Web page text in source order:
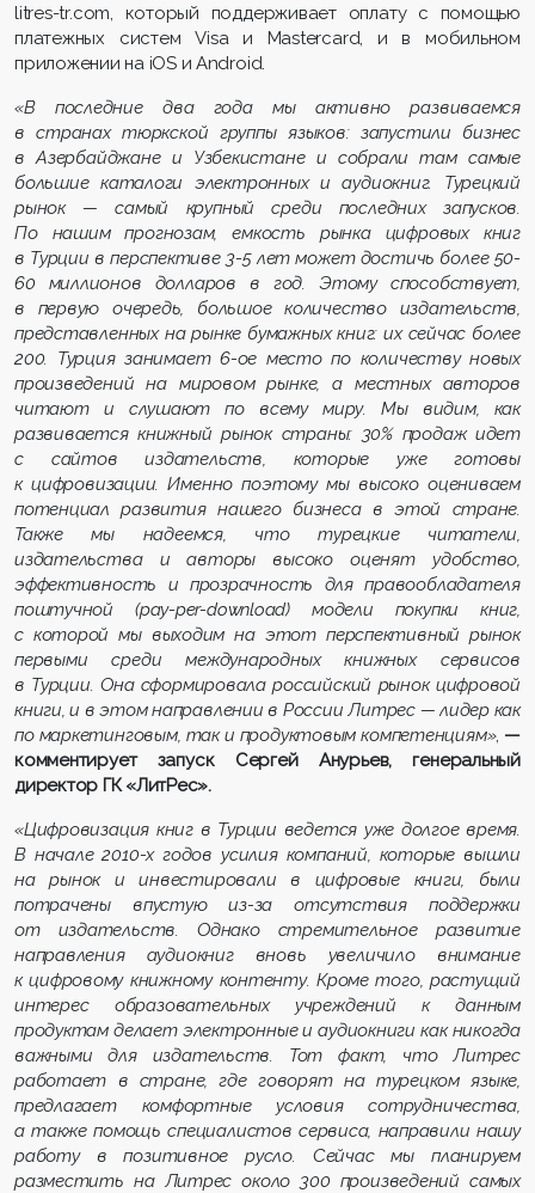
litres-tr.com, который поддерживает оплату с помощью
платежных систем Visa и Mastercard, и в мобильном
приложении на iOS и Android.
«В последние два года мы активно развиваемся
в странах тюркской группы языков: запустили бизнес
в Азербайджане и Узбекистане и собрали там самые
большие каталоги электронных и аудиокниг. Турецкий
рынок — самый крупный среди последних запусков.
По нашим прогнозам, емкость рынка цифровых книг
в Турции в перспективе 3-5 лет может достичь более 50-
60 миллионов долларов в год. Этому способствует,
в первую очередь, большое количество издательств,
представленных на рынке бумажных книг: их сейчас более
200. Турция занимает 6-ое место по количеству новых
произведений на мировом рынке, а местных авторов
читают и слушают по всему миру. Мы видим, как
развивается книжный рынок страны: 30% продаж идет
с сайтов издательств, которые уже готовы
к цифровизации. Именно поэтому мы высоко оцениваем
потенциал развития нашего бизнеса в этой стране.
Также мы надеемся, что турецкие читатели,
издательства и авторы высоко оценят удобство,
эффективность и прозрачность для правообладателя
поштучной (pay-per-download) модели покупки книг,
с которой мы выходим на этот перспективный рынок
первыми среди международных книжных сервисов
в Турции. Она сформировала российский рынок цифровой
книги, и в этом направлении в России Литрес — лидер как
по маркетинговым, так и продуктовым компетенциям», —
комментирует запуск Сергей Анурьев, генеральный
директор ГК «ЛитРес».
«Цифровизация книг в Турции ведется уже долгое время.
В начале 2010-х годов усилия компаний, которые вышли
на рынок и инвестировали в цифровые книги, были
потрачены впустую из-за отсутствия поддержки
от издательств. Однако стремительное развитие
направления аудиокниг вновь увеличило внимание
к цифровому книжному контенту. Кроме того, растущий
интерес образовательных учреждений к данным
продуктам делает электронные и аудиокниги как никогда
важными для издательств. Тот факт, что Литрес
работает в стране, где говорят на турецком языке,
предлагает комфортные условия сотрудничества,
а также помощь специалистов сервиса, направили нашу
работу в позитивное русло. Сейчас мы планируем
разместить на Литрес около 300 произведений самых